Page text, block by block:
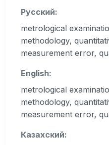
Русский:
metrological
methodology,
measurement error,
English:
metrological
methodology,
measurement error,
Казахский: